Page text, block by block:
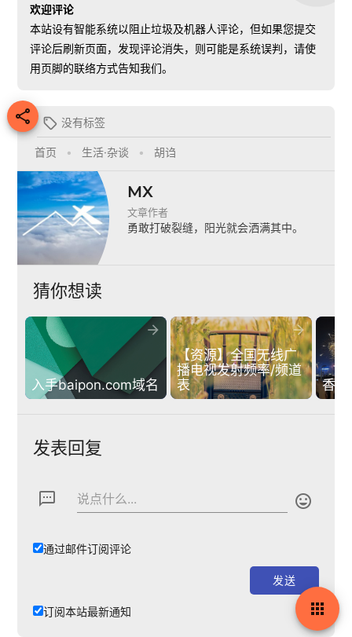
欢迎评论
本站设有智能系统以阻止垃圾及机器人评论，但如果您提交
评论后刷新页面，发现评论消失，则可能是系统误判，请使
用页脚的联络方式告知我们。
  没有标签
首页 • 生活·杂谈 • 胡诌
MX
文章作者
勇敢打破裂缝，阳光就会洒满其中。
猜你想读
入手baipon.com域名

【资源】全国无线广
播电视发射频率/频道
表

香
发表回复
textsms 说点什么... 
通过邮件订阅评论
订阅本站最新通知 